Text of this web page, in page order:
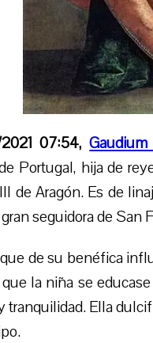
2021 07:54,
Portugal, hija de
de Aragón. Es de
seguidora de San
de su benéfica
la niña se
tranquilidad. Ella